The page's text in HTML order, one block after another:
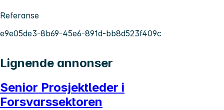
Referanse
e9e05de3-8b69-45e6-891d-bb8d523f409c
Lignende annonser
Senior Prosjektleder i
Forsvarssektoren